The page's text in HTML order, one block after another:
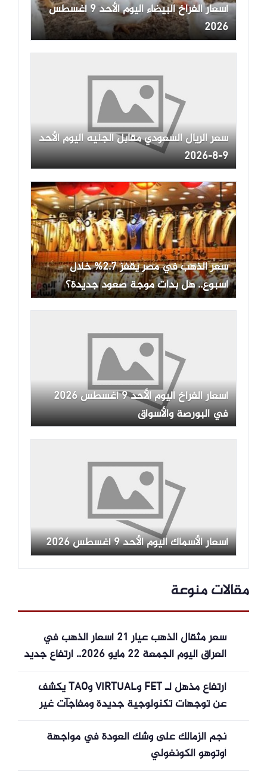
أسعار الفراخ البيضاء اليوم الأحد 9 أغسطس
2026
سعر الريال السعودي مقابل الجنيه اليوم الأحد
9-8-2026
سعر الذهب في مصر يقفز 2.7% خلال
أسبوع.. هل بدأت موجة صعود جديدة؟
أسعار الفراخ اليوم الأحد 9 أغسطس 2026
في البورصة والأسواق
أسعار الأسماك اليوم الأحد 9 أغسطس 2026
مقالات منوعة
سعر مثقال الذهب عيار 21 أسعار الذهب في
العراق اليوم الجمعة 22 مايو 2026.. ارتفاع جديد
في عيار 21 وسعر الأونصة يقترب من 6 ملايين
دينار
ارتفاع مذهل لـ FET وVIRTUAL وTAO يكشف
عن توجهات تكنولوجية جديدة ومفاجآت غير
متوقعة
نجم الزمالك على وشك العودة في مواجهة
أوتوهو الكونغولي